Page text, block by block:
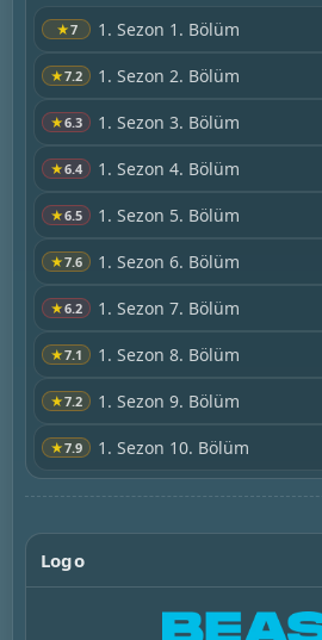
★7 1. Sezon 1. Bölüm
★7.2 1. Sezon 2. Bölüm
★6.3 1. Sezon 3. Bölüm
★6.4 1. Sezon 4. Bölüm
★6.5 1. Sezon 5. Bölüm
★7.6 1. Sezon 6. Bölüm
★6.2 1. Sezon 7. Bölüm
★7.1 1. Sezon 8. Bölüm
★7.2 1. Sezon 9. Bölüm
★7.9 1. Sezon 10. Bölüm
Logo